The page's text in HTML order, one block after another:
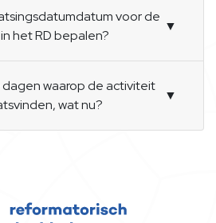
voor de
het RD bepalen?
▼
waarop de activiteit
wat nu?
▼